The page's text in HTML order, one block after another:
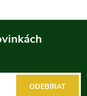
ODEBÍRAT